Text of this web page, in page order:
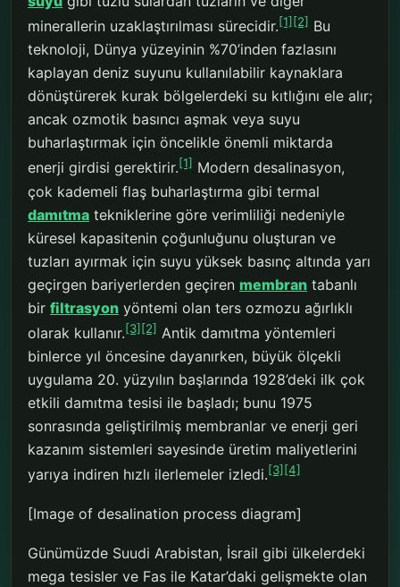
minerallerin uzaklaştırılması sürecidir.[1] [2] Bu
teknoloji, Dünya yüzeyinin %70’inden fazlasını
kaplayan deniz suyunu kullanılabilir kaynaklara
dönüştürerek kurak bölgelerdeki su kıtlığını ele alır;
ancak ozmotik basıncı aşmak veya suyu
buharlaştırmak için öncelikle önemli miktarda
enerji girdisi gerektirir.[1] Modern desalinasyon,
çok kademeli flaş buharlaştırma gibi termal
damıtma tekniklerine göre verimliliği nedeniyle
küresel kapasitenin çoğunluğunu oluşturan ve
tuzları ayırmak için suyu yüksek basınç altında yarı
geçirgen bariyerlerden geçiren membran tabanlı
bir filtrasyon yöntemi olan ters ozmozu ağırlıklı
olarak kullanır.[3] [2] Antik damıtma yöntemleri
binlerce yıl öncesine dayanırken, büyük ölçekli
uygulama 20. yüzyılın başlarında 1928’deki ilk çok
etkili damıtma tesisi ile başladı; bunu 1975
sonrasında geliştirilmiş membranlar ve enerji geri
kazanım sistemleri sayesinde üretim maliyetlerini
yarıya indiren hızlı ilerlemeler izledi.[3] [4]
[Image of desalination process diagram]
Günümüzde Suudi Arabistan, İsrail gibi ülkelerdeki
mega tesisler ve Fas ile Katar’daki gelişmekte olan